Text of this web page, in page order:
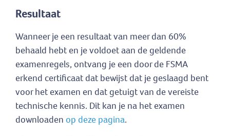
Resultaat
Wanneer je een resultaat van meer dan 60%
behaald hebt en je voldoet aan de geldende
examenregels, ontvang je een door de FSMA
erkend certificaat dat bewijst dat je geslaagd bent
voor het examen en dat getuigt van de vereiste
technische kennis. Dit kan je na het examen
downloaden op deze pagina.